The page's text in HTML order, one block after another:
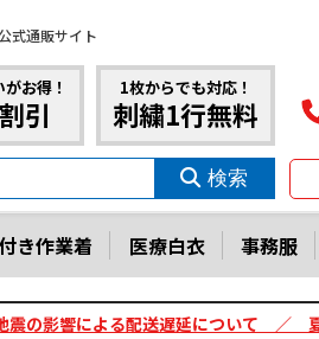
式通販サイト
お得！
引
1枚からでも対応！
刺繍1行無料
き作業着 医療白衣 事務服
震の影響による配送遅延について ／